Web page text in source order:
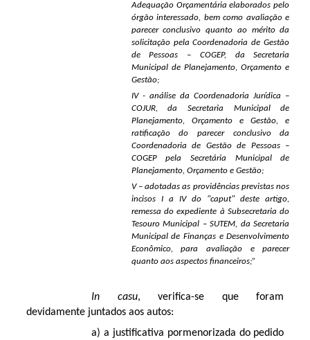
Adequação Orçamentária elaborados pelo
órgão interessado, bem como avaliação e
parecer conclusivo quanto ao mérito da
solicitação pela Coordenadoria de Gestão
de Pessoas – COGEP, da Secretaria
Municipal de Planejamento, Orçamento e
Gestão;
IV - análise da Coordenadoria Jurídica –
COJUR, da Secretaria Municipal de
Planejamento, Orçamento e Gestão, e
ratificação do parecer conclusivo da
Coordenadoria de Gestão de Pessoas –
COGEP pela Secretária Municipal de
Planejamento, Orçamento e Gestão;
V – adotadas as providências previstas nos
incisos I a IV do "caput" deste artigo,
remessa do expediente à Subsecretaria do
Tesouro Municipal – SUTEM, da Secretaria
Municipal de Finanças e Desenvolvimento
Econômico, para avaliação e parecer
quanto aos aspectos financeiros;”
In casu, verifica-se que foram
devidamente juntados aos autos:
a) a justificativa pormenorizada do pedido